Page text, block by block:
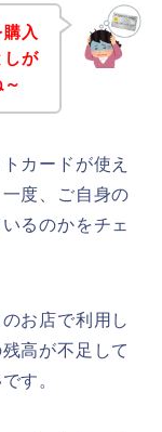
入
しが
カードが使え
度、ご自身の
るのかをチェ
お店で利用し
高が不足して
す。